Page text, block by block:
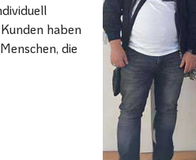
haben
die